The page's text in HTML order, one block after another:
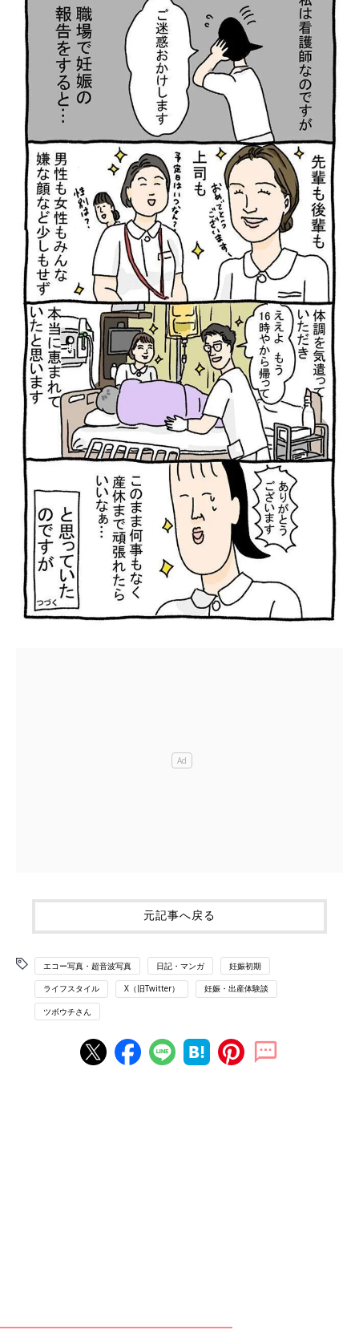
元記事へ戻る
エコー写真・超音波写真 日記・マンガ 妊娠初期
ライフスタイル X（旧Twitter） 妊娠・出産体験談
ツボウチさん